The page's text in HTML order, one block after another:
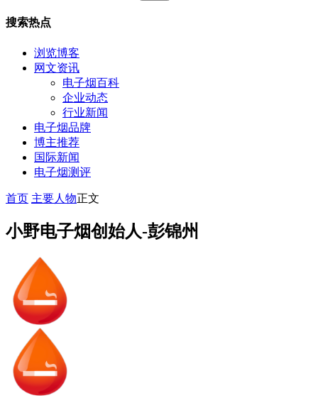
搜索热点
浏览博客
网文资讯
电子烟百科
企业动态
行业新闻
电子烟品牌
博主推荐
国际新闻
电子烟测评
首页 主要人物正文
小野电子烟创始人-彭锦州